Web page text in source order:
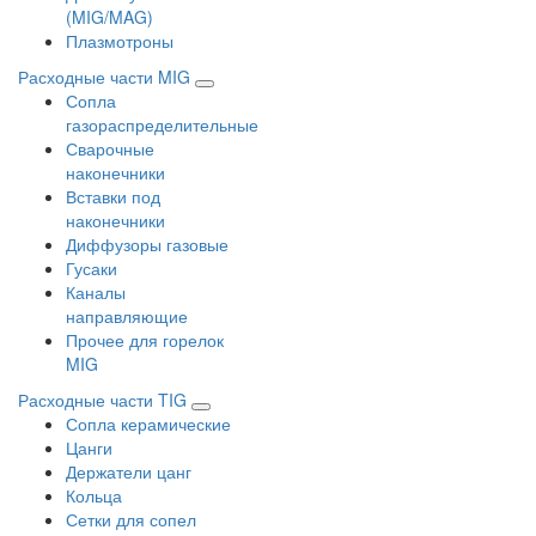
(MIG/MAG)
Плазмотроны
Расходные части MIG
Сопла
газораспределительные
Сварочные
наконечники
Вставки под
наконечники
Диффузоры газовые
Гусаки
Каналы
направляющие
Прочее для горелок
MIG
Расходные части TIG
Сопла керамические
Цанги
Держатели цанг
Кольца
Сетки для сопел